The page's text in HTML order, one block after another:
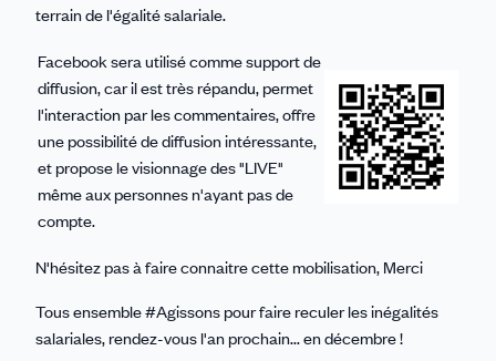
terrain de l'égalité salariale.
Facebook sera utilisé comme support de
diffusion, car il est très répandu, permet
l'interaction par les commentaires, offre
une possibilité de diffusion intéressante,
et propose le visionnage des "LIVE"
même aux personnes n'ayant pas de
compte.
N'hésitez pas à faire connaitre cette mobilisation, Merci
Tous ensemble #Agissons pour faire reculer les inégalités
salariales, rendez-vous l'an prochain... en décembre !